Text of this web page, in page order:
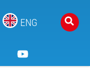
ENG